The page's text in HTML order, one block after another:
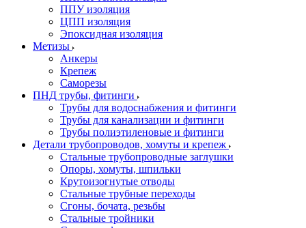
ППУ изоляция
ЦПП изоляция
Эпоксидная изоляция
Метизы
Анкеры
Крепеж
Саморезы
ПНД трубы, фитинги
Трубы для водоснабжения и фитинги
Трубы для канализации и фитинги
Трубы полиэтиленовые и фитинги
Детали трубопроводов, хомуты и крепеж
Стальные трубопроводные заглушки
Опоры, хомуты, шпильки
Крутоизогнутые отводы
Стальные трубные переходы
Сгоны, бочата, резьбы
Стальные тройники